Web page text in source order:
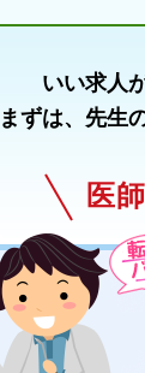
いい求人
まずは、先生
医